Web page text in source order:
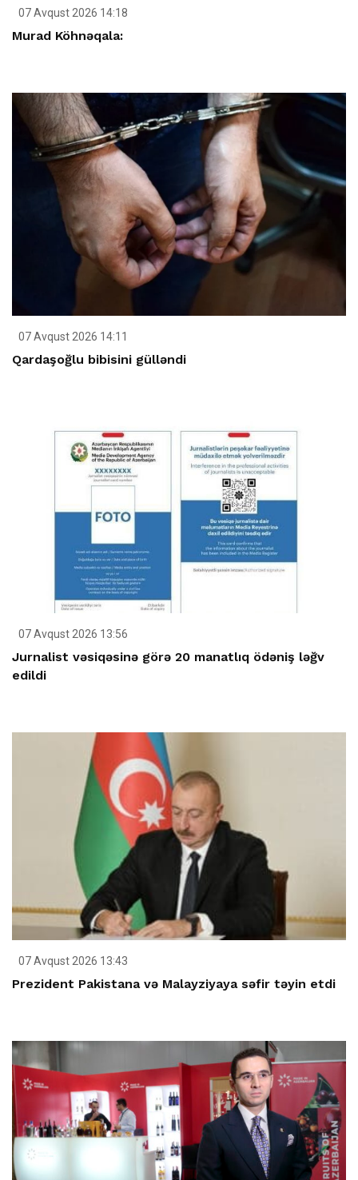
07 Avqust 2026 14:18
Murad Köhnəqala:
07 Avqust 2026 14:11
Qardaşoğlu bibisini gülləndi
07 Avqust 2026 13:56
Jurnalist vəsiqəsinə görə 20 manatlıq ödəniş ləğv
edildi
07 Avqust 2026 13:43
Prezident Pakistana və Malayziyaya səfir təyin etdi